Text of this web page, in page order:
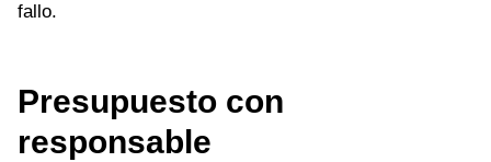
fallo.
Presupuesto con
responsable